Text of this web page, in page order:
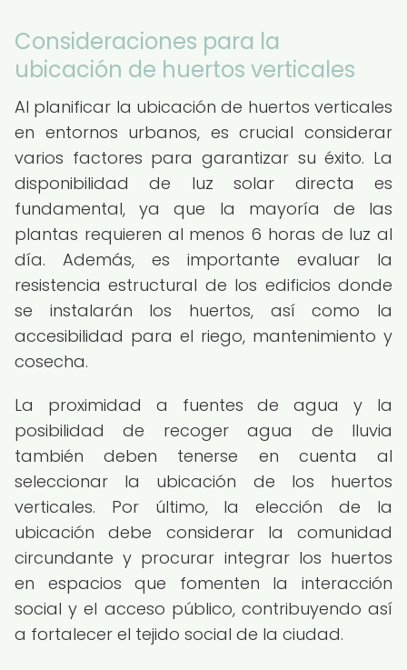
Consideraciones para la
ubicación de huertos verticales
Al planificar la ubicación de huertos verticales
en entornos urbanos, es crucial considerar
varios factores para garantizar su éxito. La
disponibilidad de luz solar directa es
fundamental, ya que la mayoría de las
plantas requieren al menos 6 horas de luz al
día. Además, es importante evaluar la
resistencia estructural de los edificios donde
se instalarán los huertos, así como la
accesibilidad para el riego, mantenimiento y
cosecha.
La proximidad a fuentes de agua y la
posibilidad de recoger agua de lluvia
también deben tenerse en cuenta al
seleccionar la ubicación de los huertos
verticales. Por último, la elección de la
ubicación debe considerar la comunidad
circundante y procurar integrar los huertos
en espacios que fomenten la interacción
social y el acceso público, contribuyendo así
a fortalecer el tejido social de la ciudad.